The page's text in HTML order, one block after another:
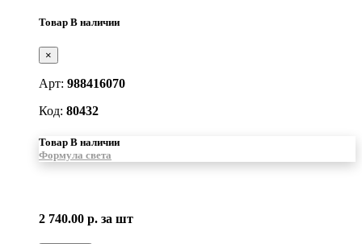
Товар В наличии
×
Арт: 988416070
Код: 80432
Товар В наличии
Формула света
2 740.00 р. за шт